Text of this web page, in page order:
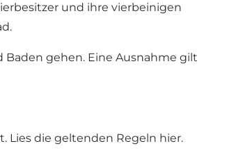
und ihre vierbeinigen
gehen. Eine Ausnahme gilt
Lies die geltenden Regeln hier.